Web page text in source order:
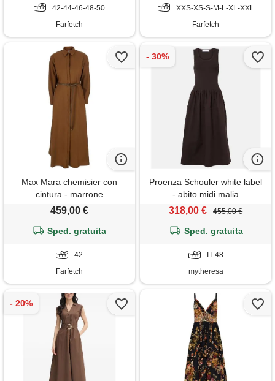
42-44-46-48-50
Farfetch
XXS-XS-S-M-L-XL-XXL
Farfetch
Max Mara chemisier con
cintura - marrone
459,00 €
Sped. gratuita
42
Farfetch
Proenza Schouler white label
- abito midi malia
318,00 € 455,00 €
Sped. gratuita
IT 48
mytheresa